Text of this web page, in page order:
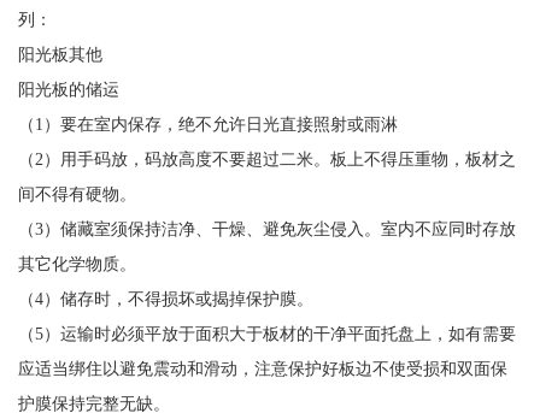
列：
阳光板其他
阳光板的储运
（1）要在室内保存，绝不允许日光直接照射或雨淋
（2）用手码放，码放高度不要超过二米。板上不得压重物，板材之
间不得有硬物。
（3）储藏室须保持洁净、干燥、避免灰尘侵入。室内不应同时存放
其它化学物质。
（4）储存时，不得损坏或揭掉保护膜。
（5）运输时必须平放于面积大于板材的干净平面托盘上，如有需要
应适当绑住以避免震动和滑动，注意保护好板边不使受损和双面保
护膜保持完整无缺。